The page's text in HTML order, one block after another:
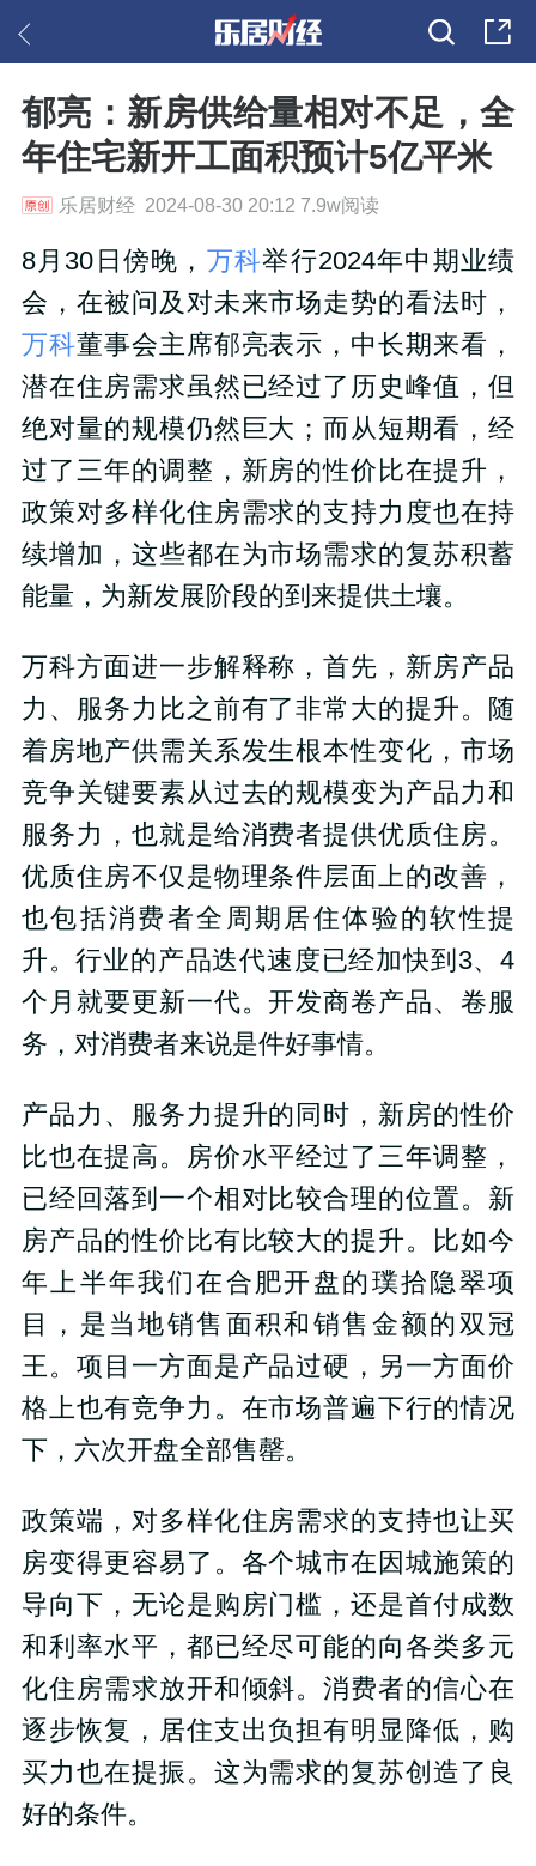
郁亮：新房供给量相对不足，全
年住宅新开工面积预计5亿平米
乐居财经 2024-08-30 20:12 7.9w阅读
8月30日傍晚， 万科举行2024年中期业绩
会，在被问及对未来市场走势的看法时，
万科董事会主席郁亮表示，中长期来看，
潜在住房需求虽然已经过了历史峰值，但
绝对量的规模仍然巨大；而从短期看，经
过了三年的调整，新房的性价比在提升，
政策对多样化住房需求的支持力度也在持
续增加，这些都在为市场需求的复苏积蓄
能量，为新发展阶段的到来提供土壤。
万科方面进一步解释称，首先，新房产品
力、服务力比之前有了非常大的提升。随
着房地产供需关系发生根本性变化，市场
竞争关键要素从过去的规模变为产品力和
服务力，也就是给消费者提供优质住房。
优质住房不仅是物理条件层面上的改善，
也包括消费者全周期居住体验的软性提
升。行业的产品迭代速度已经加快到3、4
个月就要更新一代。开发商卷产品、卷服
务，对消费者来说是件好事情。
产品力、服务力提升的同时，新房的性价
比也在提高。房价水平经过了三年调整，
已经回落到一个相对比较合理的位置。新
房产品的性价比有比较大的提升。比如今
年上半年我们在合肥开盘的璞拾隐翠项
目，是当地销售面积和销售金额的双冠
王。项目一方面是产品过硬，另一方面价
格上也有竞争力。在市场普遍下行的情况
下，六次开盘全部售罄。
政策端，对多样化住房需求的支持也让买
房变得更容易了。各个城市在因城施策的
导向下，无论是购房门槛，还是首付成数
和利率水平，都已经尽可能的向各类多元
化住房需求放开和倾斜。消费者的信心在
逐步恢复，居住支出负担有明显降低，购
买力也在提振。这为需求的复苏创造了良
好的条件。